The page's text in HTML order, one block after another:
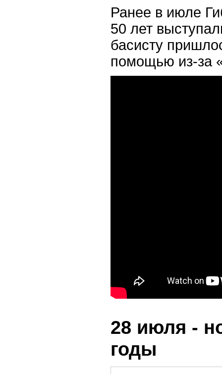
Ранее в июле
50 лет
басисту
помощью из-за
28 июля -
годы